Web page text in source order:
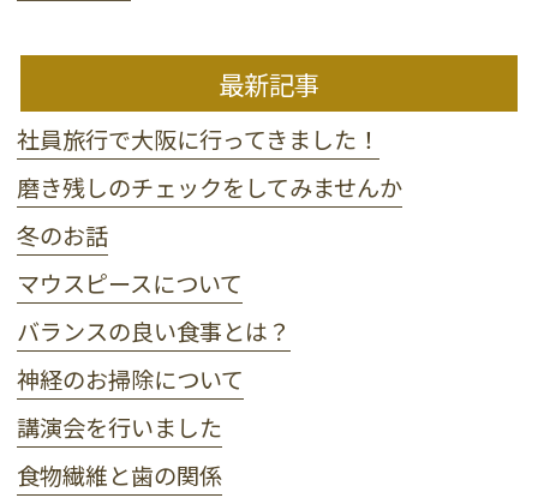
最新記事
社員旅行で大阪に行ってきました！
磨き残しのチェックをしてみませんか
冬のお話
マウスピースについて
バランスの良い食事とは？
神経のお掃除について
講演会を行いました
食物繊維と歯の関係